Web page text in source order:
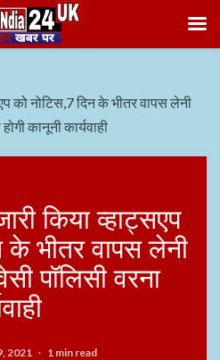
को नोटिस,7 दिन के भीतर वापस लेनी
कानूनी कार्यवाही
किया व्हाट्सएप
के भीतर वापस लेनी
पॉलिसी वरना
2021 1 min read